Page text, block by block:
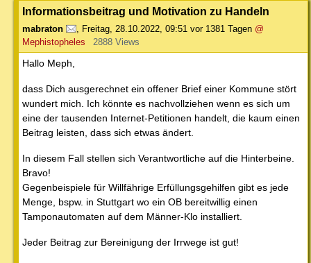
Informationsbeitrag und Motivation zu Handeln
mabraton , Freitag, 28.10.2022, 09:51 vor 1381 Tagen @
Mephistopheles
2888 Views
Hallo Meph,
dass Dich ausgerechnet ein offener Brief einer Kommune stört
wundert mich. Ich könnte es nachvollziehen wenn es sich um
eine der tausenden Internet-Petitionen handelt, die kaum einen
Beitrag leisten, dass sich etwas ändert.
In diesem Fall stellen sich Verantwortliche auf die Hinterbeine.
Bravo!
Gegenbeispiele für Willfährige Erfüllungsgehilfen gibt es jede
Menge, bspw. in Stuttgart wo ein OB bereitwillig einen
Tamponautomaten auf dem Männer-Klo installiert.
Jeder Beitrag zur Bereinigung der Irrwege ist gut!